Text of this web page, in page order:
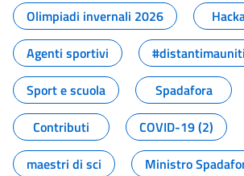
Olimpiadi invernali 2026
Agenti sportivi
#distantimauniti
Sport e scuola
Spadafora
Contributi
COVID-19 (2)
maestri di sci
Ministro